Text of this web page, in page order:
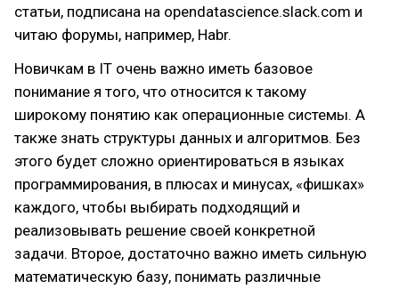
статьи, подписана на opendatascience.slack.com и
читаю форумы, например, Habr.
Новичкам в IT очень важно иметь базовое
понимание я того, что относится к такому
широкому понятию как операционные системы. А
также знать структуры данных и алгоритмов. Без
этого будет сложно ориентироваться в языках
программирования, в плюсах и минусах, «фишках»
каждого, чтобы выбирать подходящий и
реализовывать решение своей конкретной
задачи. Второе, достаточно важно иметь сильную
математическую базу, понимать различные